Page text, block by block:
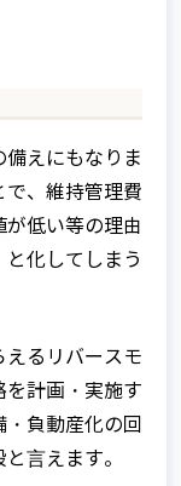
えにもなりま
、維持管理費
低い等の理由
化してしまう
るリバースモ
計画・実施す
負動産化の回
⾔えます。